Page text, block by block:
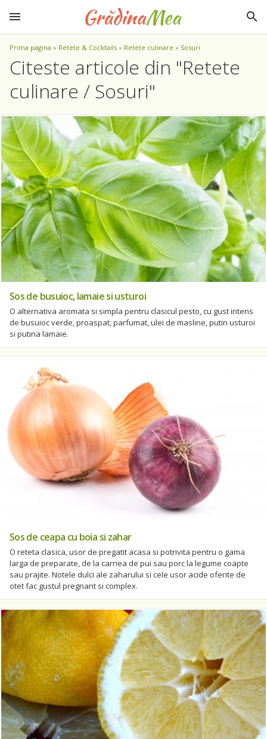
Prima pagina » Retete & Cocktails » Retete culinare » Sosuri
Citeste articole din "Retete
culinare / Sosuri"
Sos de busuioc, lamaie si usturoi
O alternativa aromata si simpla pentru clasicul pesto, cu gust intens
de busuioc verde, proaspat, parfumat, ulei de masline, putin usturoi
si putina lamaie.
Sos de ceapa cu boia si zahar
O reteta clasica, usor de pregatit acasa si potrivita pentru o gama
larga de preparate, de la carnea de pui sau porc la legume coapte
sau prajite. Notele dulci ale zaharului si cele usor acide oferite de
otet fac gustul pregnant si complex.